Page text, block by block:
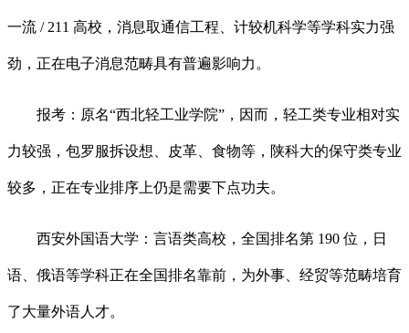
一流 / 211 高校，消息取通信工程、计较机科学等学科实力强
劲，正在电子消息范畴具有普遍影响力。
报考：原名“西北轻工业学院”，因而，轻工类专业相对实
力较强，包罗服拆设想、皮革、食物等，陕科大的保守类专业
较多，正在专业排序上仍是需要下点功夫。
西安外国语大学：言语类高校，全国排名第 190 位，日
语、俄语等学科正在全国排名靠前，为外事、经贸等范畴培育
了大量外语人才。